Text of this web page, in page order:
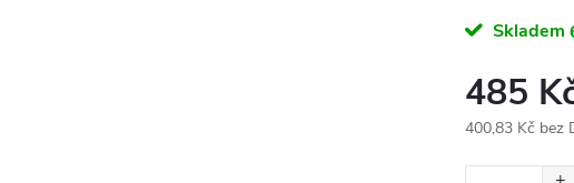
Skladem
485
400,83 Kč bez